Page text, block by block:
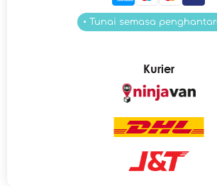
• Tunai semasa
Kurier